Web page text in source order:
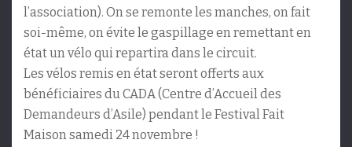
l’association). On se remonte les manches, on fait
soi-même, on évite le gaspillage en remettant en
état un vélo qui repartira dans le circuit.
Les vélos remis en état seront offerts aux
bénéficiaires du CADA (Centre d’Accueil des
Demandeurs d’Asile) pendant le Festival Fait
Maison samedi 24 novembre !